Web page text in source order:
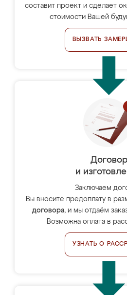
составит проект и сделает
стоимости Вашей
ВЫЗВАТЬ
Договор
и
Заключаем
Вы вносите предоплату в
договора, и мы отдаём
Возможна оплата в
УЗНАТЬ О